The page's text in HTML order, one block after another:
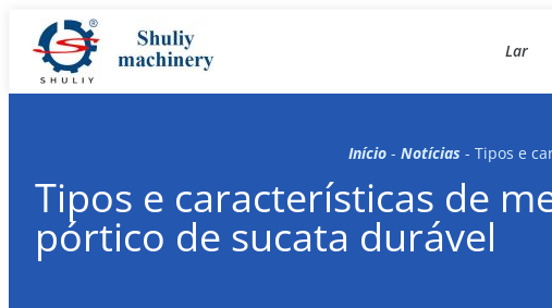
Lar
Início- Notícias - Tipos e
Tipos e características de
pórtico de sucata durável